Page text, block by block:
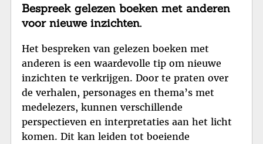
Bespreek gelezen boeken met anderen
voor nieuwe inzichten.
Het bespreken van gelezen boeken met
anderen is een waardevolle tip om nieuwe
inzichten te verkrijgen. Door te praten over
de verhalen, personages en thema’s met
medelezers, kunnen verschillende
perspectieven en interpretaties aan het licht
komen. Dit kan leiden tot boeiende